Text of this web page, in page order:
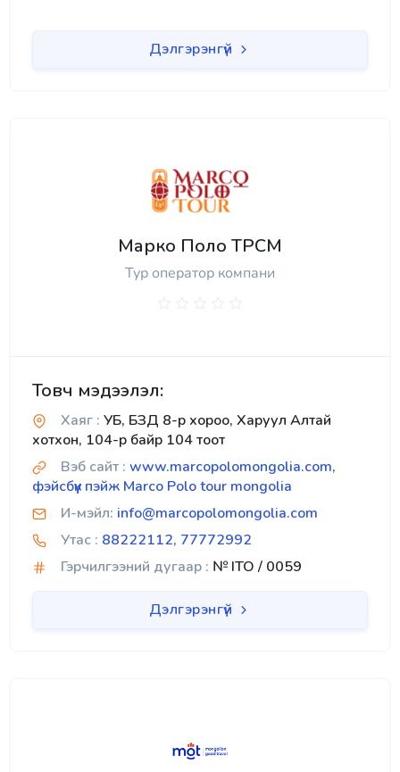
Дэлгэрэнгүй
Марко Поло ТРСМ
Тур оператор компани
Товч мэдээлэл:
Хаяг : УБ, БЗД 8-р хороо, Харуул Алтай
хотхон, 104-р байр 104 тоот
Вэб сайт : www.marcopolomongolia.com,
фэйсбүүк пэйж Marco Polo tour mongolia
И-мэйл: info@marcopolomongolia.com
Утас : 88222112, 77772992
Гэрчилгээний дугаар : № ITO / 0059
Дэлгэрэнгүй